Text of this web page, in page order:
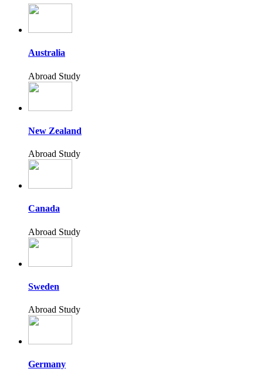
Australia
Abroad Study
New Zealand
Abroad Study
Canada
Abroad Study
Sweden
Abroad Study
Germany